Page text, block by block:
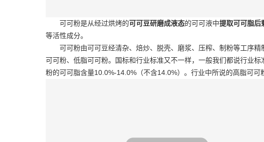
可可粉是从经过烘烤的可可豆研磨成液态的可可液中提取可可脂后
等活性成分。
可可粉由可可豆经清杂、焙炒、脱壳、磨浆、压榨、制粉等工序
可可粉、低脂可可粉。国标和行业标准又不一样，一般我们都说行业
粉的可可脂含量10.0%-14.0%（不含14.0%）。行业中所说的高脂可